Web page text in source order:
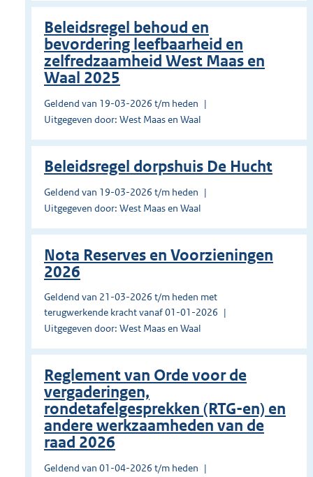
Beleidsregel behoud en
bevordering leefbaarheid en
zelfredzaamheid West Maas en
Waal 2025
Geldend van 19-03-2026 t/m heden
Uitgegeven door: West Maas en Waal
Beleidsregel dorpshuis De Hucht
Geldend van 19-03-2026 t/m heden
Uitgegeven door: West Maas en Waal
Nota Reserves en Voorzieningen
2026
Geldend van 21-03-2026 t/m heden met
terugwerkende kracht vanaf 01-01-2026
Uitgegeven door: West Maas en Waal
Reglement van Orde voor de
vergaderingen,
rondetafelgesprekken (RTG-en) en
andere werkzaamheden van de
raad 2026
Geldend van 01-04-2026 t/m heden